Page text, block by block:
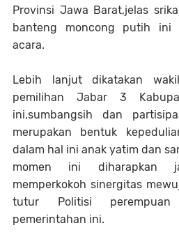
Provinsi Jawa Barat,jelas
banteng moncong putih ini
acara.
Lebih lanjut dikatakan
pemilihan Jabar 3
ini,sumbangsih dan
merupakan bentuk
dalam hal ini anak yatim dan
momen ini diharapkan
memperkokoh sinergitas
tutur Politisi perempuan
pemerintahan ini.